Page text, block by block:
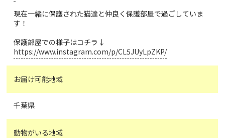
現在一緒に保護された猫達と仲良く保護部屋で過ごしていま
す！
保護部屋での様子はコチラ↓
https://www.instagram.com/p/CL5JUyLpZKP/
お届け可能地域
千葉県
動物がいる地域